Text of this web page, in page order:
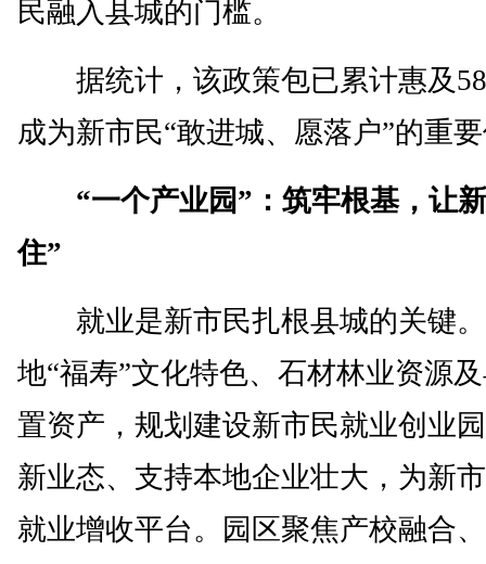
民融入县城的门槛。
据统计，该政策包已累计惠及
成为新市民“敢进城、愿落户”的重
“一个产业园”：筑牢根基，让
住”
就业是新市民扎根县城的关键。
地“福寿”文化特色、石材林业资源
置资产，规划建设新市民就业创业
新业态、支持本地企业壮大，为新
就业增收平台。园区聚焦产校融合